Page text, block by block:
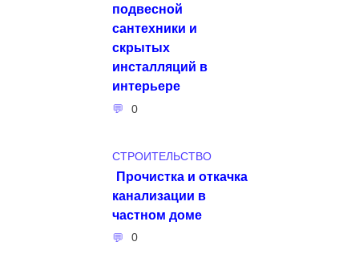
подвесной
сантехники и
скрытых
инсталляций в
интерьере
0
СТРОИТЕЛЬСТВО
Прочистка и откачка
канализации в
частном доме
0